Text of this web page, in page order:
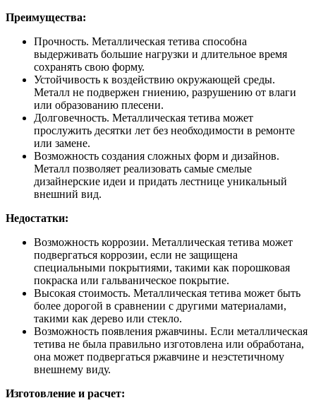
Преимущества:
Прочность. Металлическая тетива способна
выдерживать большие нагрузки и длительное время
сохранять свою форму.
Устойчивость к воздействию окружающей среды.
Металл не подвержен гниению, разрушению от влаги
или образованию плесени.
Долговечность. Металлическая тетива может
прослужить десятки лет без необходимости в ремонте
или замене.
Возможность создания сложных форм и дизайнов.
Металл позволяет реализовать самые смелые
дизайнерские идеи и придать лестнице уникальный
внешний вид.
Недостатки:
Возможность коррозии. Металлическая тетива может
подвергаться коррозии, если не защищена
специальными покрытиями, такими как порошковая
покраска или гальваническое покрытие.
Высокая стоимость. Металлическая тетива может быть
более дорогой в сравнении с другими материалами,
такими как дерево или стекло.
Возможность появления ржавчины. Если металлическая
тетива не была правильно изготовлена или обработана,
она может подвергаться ржавчине и неэстетичному
внешнему виду.
Изготовление и расчет: